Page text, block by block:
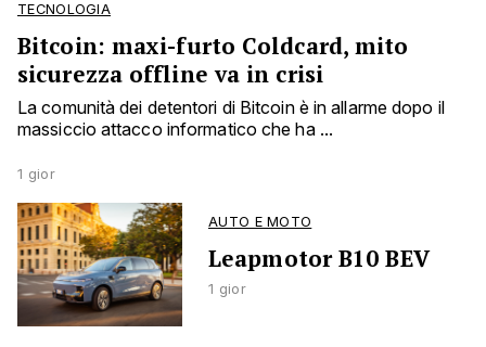
TECNOLOGIA
Bitcoin: maxi-furto Coldcard, mito
sicurezza offline va in crisi
La comunità dei detentori di Bitcoin è in allarme dopo il
massiccio attacco informatico che ha ...
1 gior
AUTO E MOTO
Leapmotor B10 BEV
1 gior